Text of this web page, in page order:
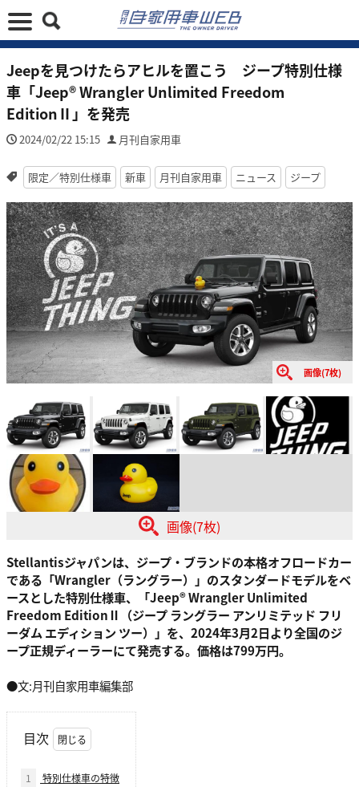
Jeepを見つけたらアヒルを置こう ジープ特別仕様
車「Jeep® Wrangler Unlimited Freedom
EditionⅡ」を発売
2024/02/22 15:15 月刊自家用車
限定／特別仕様車 新車 月刊自家用車 ニュース ジープ
画像(7枚)
画像(7枚)
Stellantisジャパンは、ジープ・ブランドの本格オフロードカー
である「Wrangler（ラングラー）」のスタンダードモデルをベ
ースとした特別仕様車、「Jeep® Wrangler Unlimited
Freedom EditionⅡ（ジープ ラングラー アンリミテッド フリ
ーダム エディション ツー）」を、2024年3月2日より全国のジ
ープ正規ディーラーにて発売する。価格は799万円。
●文:月刊自家用車編集部
目次
1 特別仕様車の特徴